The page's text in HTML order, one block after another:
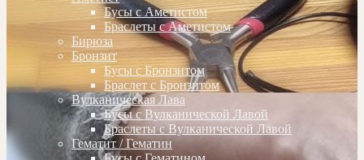
Бусы с Аметистом
Браслеты с Аметистом
Бирюза
Бронзит
Бусы с Бронзитом
Браслет с Бронзитом
Вулканическая Лава
Бусы с Вулканической Лавой
Браслеты с Вулканической Лавой
Гематит / Гематин